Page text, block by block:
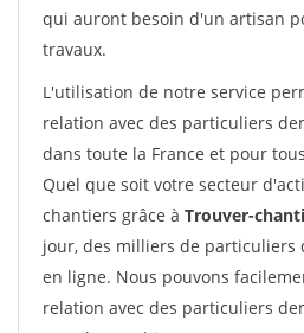
qui auront besoin d'un artisan
travaux.
L'utilisation de notre service
relation avec des particuliers
dans toute la France et pour
Quel que soit votre secteur
chantiers grâce à Trouver-
jour, des milliers de particuliers
en ligne. Nous pouvons
relation avec des particuliers